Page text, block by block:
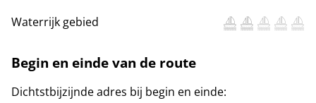
Waterrijk gebied
Begin en einde van de route
Dichtstbijzijnde adres bij begin en einde: